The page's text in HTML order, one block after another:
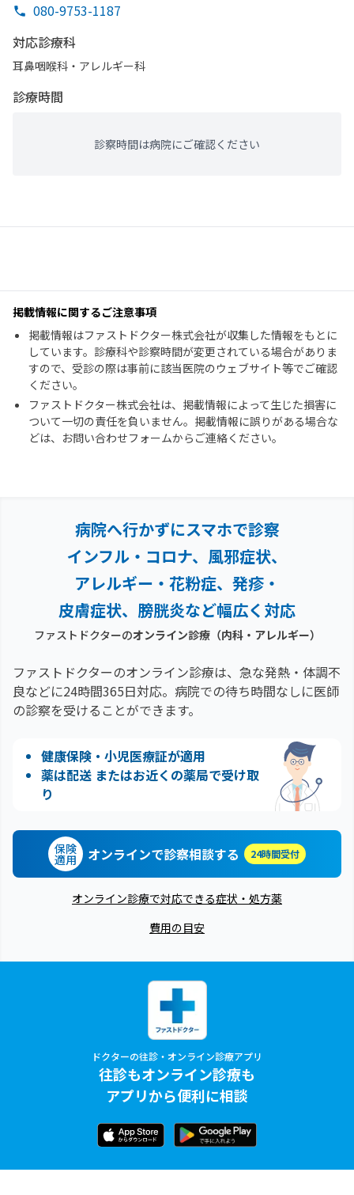
080-9753-1187
対応診療科
耳鼻咽喉科・​アレルギー科
診療時間
診察時間は病院にご確認ください
掲載情報に関するご注意事項
掲載情報はファストドクター株式会社が収集した情報をもとに
しています。診療科や診察時間が変更されている場合がありま
すので、受診の際は事前に該当医院のウェブサイト等でご確認
ください。
ファストドクター株式会社は、掲載情報によって生じた損害に
ついて一切の責任を負いません。掲載情報に誤りがある場合な
どは、お問い合わせフォームからご連絡ください。
病院へ行かずにスマホで診察
インフル・コロナ、風邪症状、
アレルギー・花粉症、 発疹・
皮膚症状、膀胱炎など幅広く対応
ファストドクターのオンライン診療（内科・アレルギー）
ファストドクターのオンライン診療は、急な発熱・体調不
良などに24時間365日対応。 病院での待ち時間なしに医師
の診察を受けることができます。
健康保険・小児医療証が適用
薬は配送 またはお近くの薬局で受け取
り
保険
適用 オンラインで診察相談する 24時間受付
オンライン診療で対応できる症状・処方薬
費用の目安
ドクターの往診・オンライン診療アプリ
往診もオンライン診療も
アプリから便利に相談